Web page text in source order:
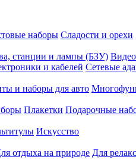
наборы Сладости и орехи
станции и лампы (БЗУ)
и кабелей Сетевые
и наборы для авто
Плакетки Подарочные
Искусство
отдыха на природе Для